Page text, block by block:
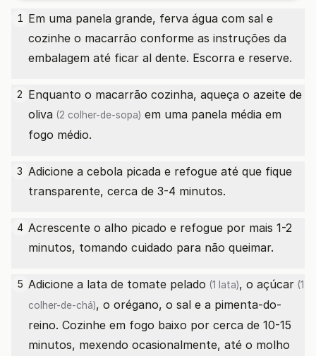
1 Em uma panela grande, ferva água com sal e
cozinhe o macarrão conforme as instruções da
embalagem até ficar al dente. Escorra e reserve.
2 Enquanto o macarrão cozinha, aqueça o azeite de
oliva (2 colher-de-sopa) em uma panela média em
fogo médio.
3 Adicione a cebola picada e refogue até que fique
transparente, cerca de 3-4 minutos.
4 Acrescente o alho picado e refogue por mais 1-2
minutos, tomando cuidado para não queimar.
5 Adicione a lata de tomate pelado (1 lata), o açúcar (1
colher-de-chá), o orégano, o sal e a pimenta-do-
reino. Cozinhe em fogo baixo por cerca de 10-15
minutos, mexendo ocasionalmente, até o molho